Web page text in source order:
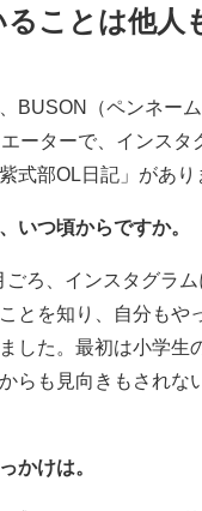
ことは他人
BUSON（ペンネー
ーターで、インスタ
式部OL日記」があり
いつ頃からですか。
ろ、インスタグラム
とを知り、自分もや
した。最初は小学生
らも見向きもされな
かけは。